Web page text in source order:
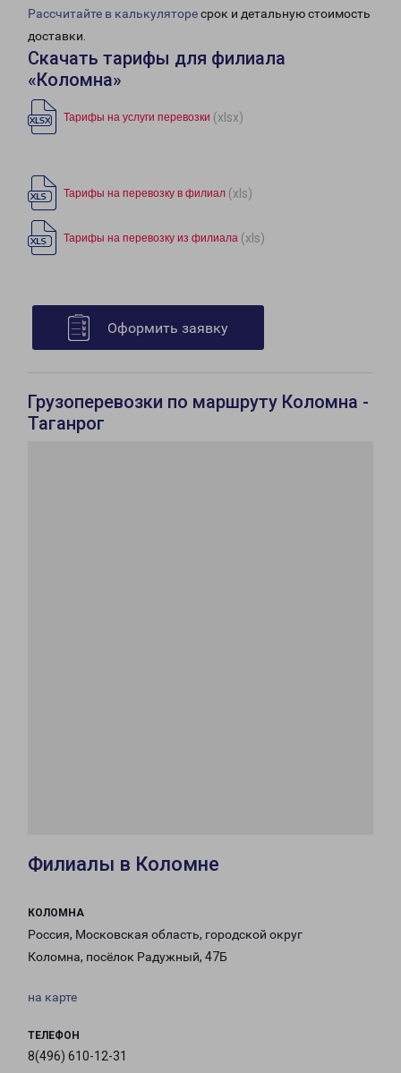
Рассчитайте в калькуляторесрок и детальную стоимость
доставки.
Скачать тарифы для филиала
«Коломна»
Тарифы на услуги перевозки (xlsx)
Тарифы на перевозку в филиал (xls)
Тарифы на перевозку из филиала (xls)
Оформить заявку
Грузоперевозки по маршруту Коломна -
Таганрог
Филиалы в Коломне
КОЛОМНА
Россия, Московская область, городской округ
Коломна, посёлок Радужный, 47Б
на карте
ТЕЛЕФОН
8(496) 610-12-31